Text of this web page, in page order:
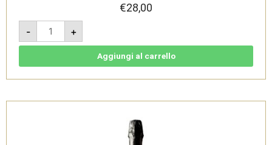
€28,00
-
Is
Solus
2017
magnum
Sulcis
Sardus
+
Aggiungi al carrello